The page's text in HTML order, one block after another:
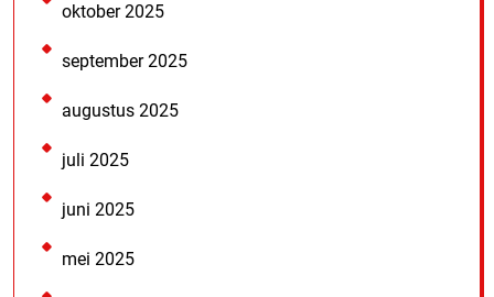
oktober 2025
september 2025
augustus 2025
juli 2025
juni 2025
mei 2025